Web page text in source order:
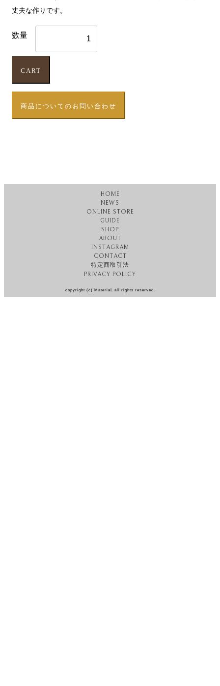
丈夫な作りです。
数量
CART
商品についてのお問い合わせ
HOME
NEWS
ONLINE STORE
GUIDE
SHOP
ABOUT
INSTAGRAM
CONTACT
特定商取引法
PRIVACY POLICY
copyright (c) MateriaL all rights reserved.